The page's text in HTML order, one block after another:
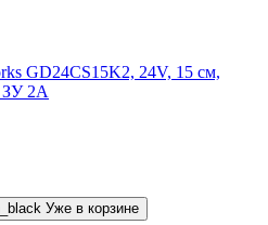
GD24CS15K2, 24V, 15 см,
ЗУ 2А
Уже в корзине